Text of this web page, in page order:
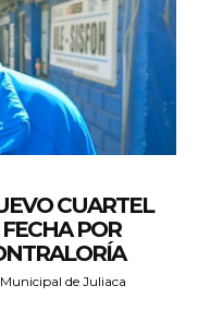
CUARTEL
POR
de Juliaca